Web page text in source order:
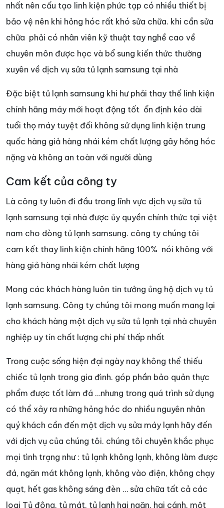
nhất nên cấu tạo linh kiện phức tạp có nhiều thiết bị
bảo vệ nên khi hỏng hóc rất khó sửa chữa. khi cần sửa
chữa phải có nhân viên kỹ thuật tay nghề cao về
chuyên môn được học và bổ sung kiến thức thường
xuyên về dịch vụ sửa tủ lạnh samsung tại nhà
Đặc biệt tủ lạnh samsung khi hư phải thay thế linh kiện
chính hãng máy mới hoạt động tốt ổn định kéo dài
tuổi thọ máy tuyệt đối không sử dụng linh kiện trung
quốc hàng giả hàng nhái kém chất lượng gây hỏng hóc
nặng và không an toàn với người dùng
Cam kết của công ty
Là công ty luôn đi đầu trong lĩnh vực dịch vụ sửa tủ
lạnh samsung tại nhà được ủy quyền chính thức tại việt
nam cho dòng tủ lạnh samsung. công ty chúng tôi
cam kết thay linh kiện chính hãng 100% nói không với
hàng giả hàng nhái kém chất lượng
Mong các khách hàng luôn tin tưởng ủng hộ dịch vụ tủ
lạnh samsung. Công ty chúng tôi mong muốn mang lại
cho khách hàng một dịch vụ sửa tủ lạnh tại nhà chuyên
nghiệp uy tín chất lượng chi phí thấp nhất
Trong cuộc sống hiện đại ngày nay không thể thiếu
chiếc tủ lạnh trong gia đình. góp phần bảo quản thực
phẩm được tốt làm đá …nhưng trong quá trình sử dụng
có thể xảy ra những hỏng hóc do nhiều nguyên nhân
quý khách cần đến một dịch vụ sửa máy lạnh hãy đến
với dịch vụ của chúng tôi. chúng tôi chuyên khắc phục
mọi tình trạng như : tủ lạnh không lạnh, không làm được
đá, ngăn mát không lạnh, không vào điện, không chạy
quạt, hết gas không sáng đèn … sửa chữa tất cả các
loại Tủ đông, tủ mát, tủ lạnh hai ngăn, hai cánh, một